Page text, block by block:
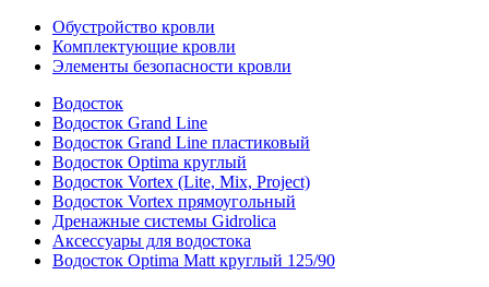
Обустройство кровли
Комплектующие кровли
Элементы безопасности кровли
Водосток
Водосток Grand Line
Водосток Grand Line пластиковый
Водосток Optima круглый
Водосток Vortex (Lite, Mix, Project)
Водосток Vortex прямоугольный
Дренажные системы Gidrolica
Аксессуары для водостока
Водосток Optima Matt круглый 125/90